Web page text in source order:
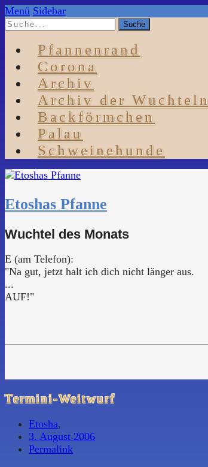
Menü Sidebar
Pfannenrand
Corona
Archiv
Archiv der Wuchteln
Backförmchen
Palau
Schweinehunde
Etoshas Pfanne
Wuchtel des Monats
E (am Telefon):
"Na gut, jetzt halt ich dich nicht länger aus.
...
AUF!"
Termini-Weitwurf
Etosha,
3. August 2006
Permalink